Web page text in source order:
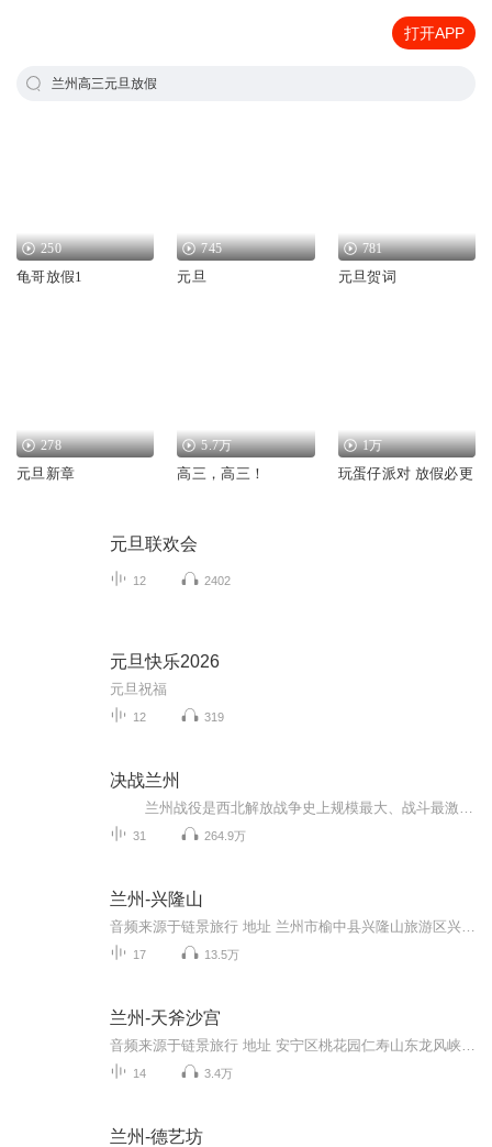
打开APP
兰州高三元旦放假
250
龟哥放假1
745
元旦
781
元旦贺词
278
元旦新章
5.7万
高三，高三！
1万
玩蛋仔派对 放假必更
元旦联欢会
12 2402
元旦快乐2026
元旦祝福
12 319
决战兰州
31 264.9万
兰州-兴隆山
17 13.5万
兰州-天斧沙宫
14 3.4万
兰州-德艺坊